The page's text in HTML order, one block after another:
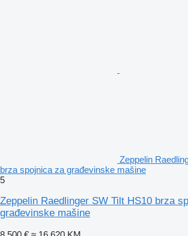
Zeppelin
brza spojnica za građevinske mašine
5
Zeppelin Raedlinger SW Tilt HS10 brza
građevinske mašine